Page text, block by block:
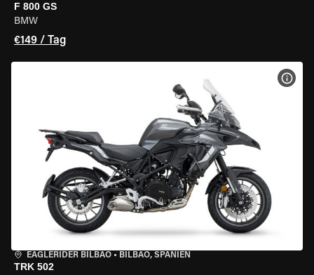
F 800 GS
BMW
€149 / Tag
EAGLERIDER BILBAO • BILBAO, SPANIEN
TRK 502